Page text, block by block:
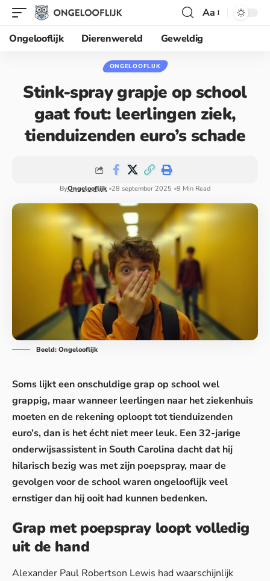
Aa
Ongelooflijk
Dierenwereld Geweldig
ONGELOOFLIJK
Stink-spray grapje op school
gaat fout: leerlingen ziek,
tienduizenden euro’s schade
ByOngelooflijk 28 september 2025 9 Min Read
Beeld: Ongelooflijk
Soms lijkt een onschuldige grap op school wel
grappig, maar wanneer leerlingen naar het ziekenhuis
moeten en de rekening oploopt tot tienduizenden
euro’s, dan is het écht niet meer leuk. Een 32-jarige
onderwijsassistent in South Carolina dacht dat hij
hilarisch bezig was met zijn poepspray, maarde
gevolgen voor de schoolwaren ongelooflijk veel
ernstiger dan hij ooit had kunnen bedenken.
Grap met poepspray loopt volledig
uit de hand
Alexander Paul Robertson Lewis had waarschijnlijk